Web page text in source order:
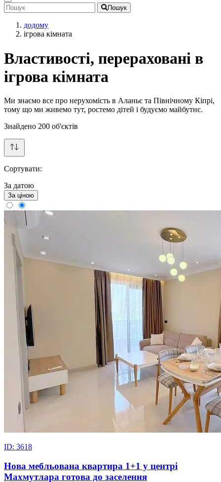
Пошук
додому
ігрова кімната
Властивості, перераховані в
ігрова кімната
Ми знаємо все про нерухомість в Аланьє та Північному Кіпрі,
тому що ми живемо тут, ростемо дітей і будуємо майбутнє.
Знайдено 200 об'єктів
Сортувати:
За датою
За ціною
ID: 3618
Нова мебльована квартира 1+1 у центрі
Махмутлара готова до заселення